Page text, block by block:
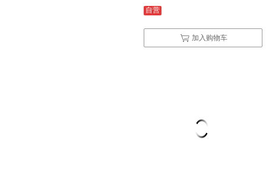
自营
加入购物车